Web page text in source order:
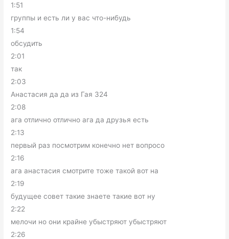
1:51
группы и есть ли у вас что-нибудь
1:54
обсудить
2:01
так
2:03
Анастасия да да из Гая 324
2:08
ага отлично отлично ага да друзья есть
2:13
первый раз посмотрим конечно нет вопросо
2:16
ага анастасия смотрите тоже такой вот на
2:19
будущее совет такие знаете такие вот ну
2:22
мелочи но они крайне убыстряют убыстряют
2:26